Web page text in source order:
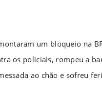
um bloqueio na
os policiais, rompeu a
ao chão e sofreu